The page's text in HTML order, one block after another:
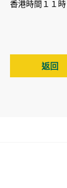
香港時間１１
返回